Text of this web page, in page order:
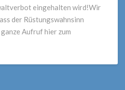
eingehalten wird!Wir
der Rüstungswahnsinn
Aufruf hier zum